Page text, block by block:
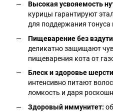
Высокая усвояемость
курицы гарантируют
для поддержания
Пищеварение без
деликатно защищают
пищеварения кота от
Блеск и здоровье
интенсивно питают
ломкость и даря
Здоровый иммунитет: